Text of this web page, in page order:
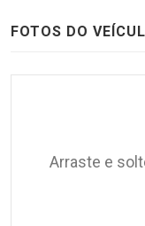
FOTOS DO
Arraste e